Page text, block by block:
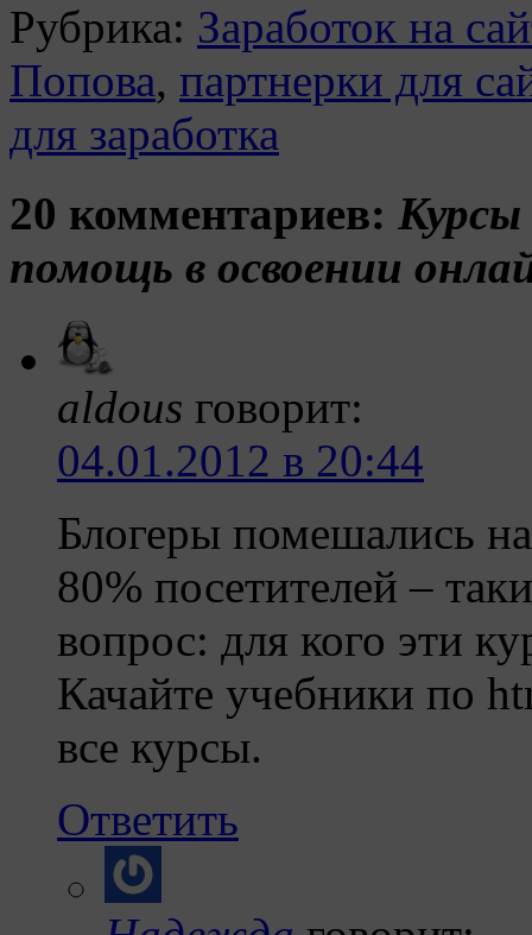
Рубрика: Заработок на
Попова, партнерки для
для заработка
20 комментариев:
помощь в освоении
aldous говорит:
04.01.2012 в 20:44
Блогеры помешались
80% посетителей –
вопрос: для кого эти
Качайте учебники по
все курсы.
Ответить